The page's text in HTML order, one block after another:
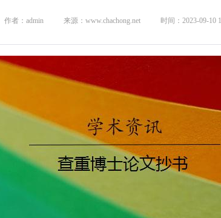
作者：admin 来源：www.chachong.net 时间：2023-09-10